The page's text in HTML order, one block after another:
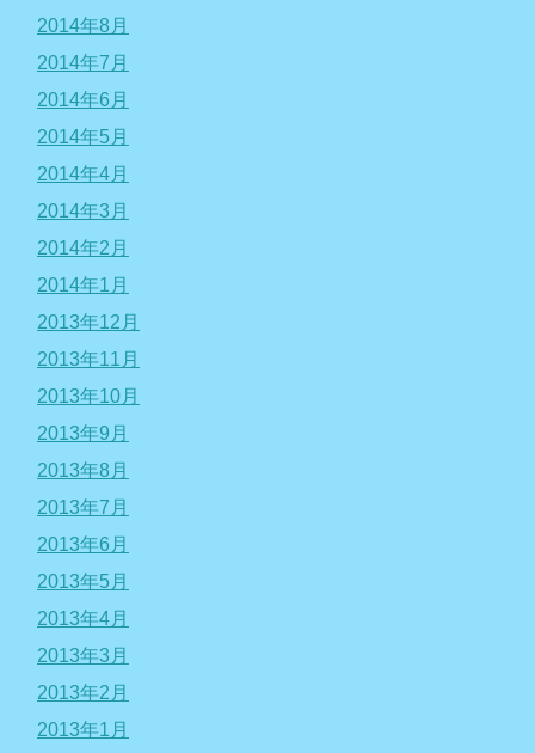
2014年8月
2014年7月
2014年6月
2014年5月
2014年4月
2014年3月
2014年2月
2014年1月
2013年12月
2013年11月
2013年10月
2013年9月
2013年8月
2013年7月
2013年6月
2013年5月
2013年4月
2013年3月
2013年2月
2013年1月